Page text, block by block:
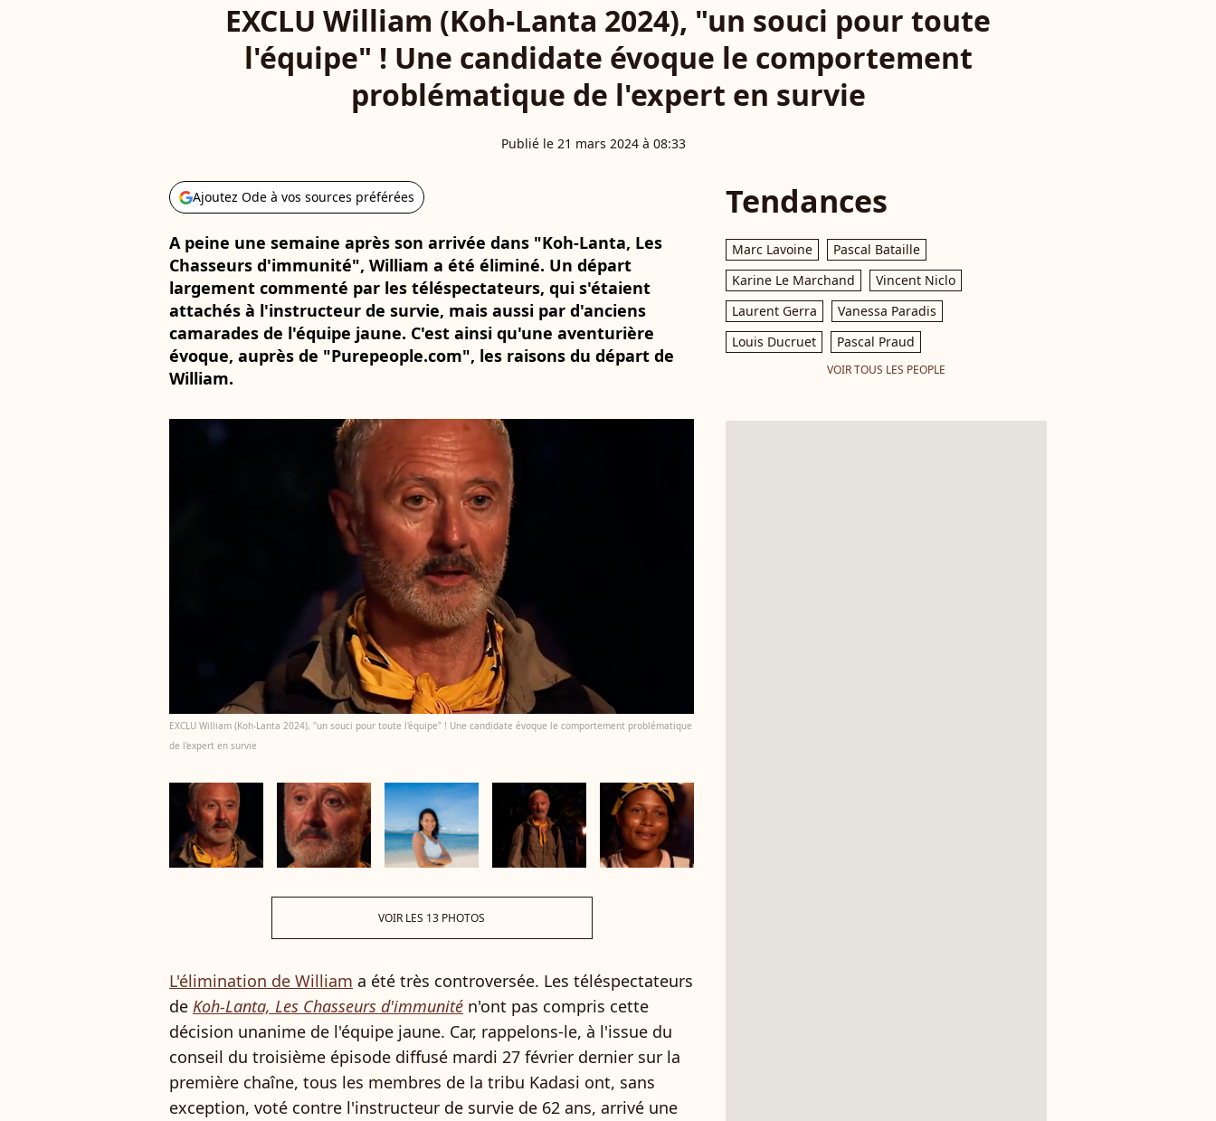
EXCLU William (Koh-Lanta 2024), "un souci pour toute
l'équipe" ! Une candidate évoque le comportement
problématique de l'expert en survie
Publié le 21 mars 2024 à 08:33
Ajoutez Ode à vos sources préférées
A peine une semaine après son arrivée dans "Koh-Lanta, Les
Chasseurs d'immunité", William a été éliminé. Un départ
largement commenté par les téléspectateurs, qui s'étaient
attachés à l'instructeur de survie, mais aussi par d'anciens
camarades de l'équipe jaune. C'est ainsi qu'une aventurière
évoque, auprès de "Purepeople.com", les raisons du départ de
William.
EXCLU William (Koh-Lanta 2024), "un souci pour toute l'équipe" ! Une candidate évoque le comportement problématique
de l'expert en survie
VOIR LES 13 PHOTOS
L'élimination de William a été très controversée. Les téléspectateurs
de Koh-Lanta, Les Chasseurs d'immunité n'ont pas compris cette
décision unanime de l'équipe jaune. Car, rappelons-le, à l'issue du
conseil du troisième épisode diffusé mardi 27 février dernier sur la
première chaîne, tous les membres de la tribu Kadasi ont, sans
exception, voté contre l'instructeur de survie de 62 ans, arrivé une
Tendances
Marc Lavoine
Pascal Bataille
Karine Le Marchand
Vincent Niclo
Laurent Gerra
Vanessa Paradis
Louis Ducruet
Pascal Praud
VOIR TOUS LES PEOPLE